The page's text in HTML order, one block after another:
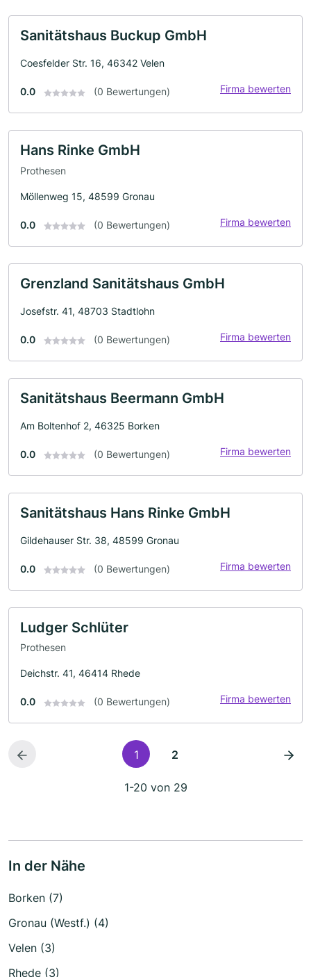
Sanitätshaus Buckup GmbH
Coesfelder Str. 16, 46342 Velen
0.0 (0 Bewertungen) Firma bewerten
Hans Rinke GmbH
Prothesen
Möllenweg 15, 48599 Gronau
0.0 (0 Bewertungen) Firma bewerten
Grenzland Sanitätshaus GmbH
Josefstr. 41, 48703 Stadtlohn
0.0 (0 Bewertungen) Firma bewerten
Sanitätshaus Beermann GmbH
Am Boltenhof 2, 46325 Borken
0.0 (0 Bewertungen) Firma bewerten
Sanitätshaus Hans Rinke GmbH
Gildehauser Str. 38, 48599 Gronau
0.0 (0 Bewertungen) Firma bewerten
Ludger Schlüter
Prothesen
Deichstr. 41, 46414 Rhede
0.0 (0 Bewertungen) Firma bewerten
1 2
1-20 von 29
In der Nähe
Borken (7)
Gronau (Westf.) (4)
Velen (3)
Rhede (3)